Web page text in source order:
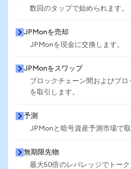
数回のタップで始められます。
JPMonを売却
JPMonを現金に交換します。
JPMonをスワップ
ブロックチェーン間およびブ
を取引します。
予測
JPMonと暗号資産予測市場で取
無期限先物
最大50倍のレバレッジでトー